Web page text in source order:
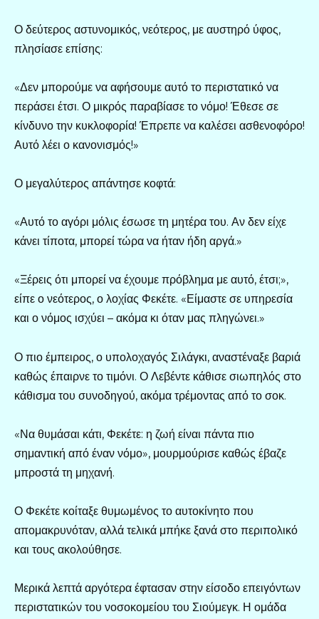
Ο δεύτερος αστυνομικός, νεότερος, με αυστηρό ύφος,
πλησίασε επίσης:
«Δεν μπορούμε να αφήσουμε αυτό το περιστατικό να
περάσει έτσι. Ο μικρός παραβίασε το νόμο! Έθεσε σε
κίνδυνο την κυκλοφορία! Έπρεπε να καλέσει ασθενοφόρο!
Αυτό λέει ο κανονισμός!»
Ο μεγαλύτερος απάντησε κοφτά:
«Αυτό το αγόρι μόλις έσωσε τη μητέρα του. Αν δεν είχε
κάνει τίποτα, μπορεί τώρα να ήταν ήδη αργά.»
«Ξέρεις ότι μπορεί να έχουμε πρόβλημα με αυτό, έτσι;»,
είπε ο νεότερος, ο λοχίας Φεκέτε. «Είμαστε σε υπηρεσία
και ο νόμος ισχύει – ακόμα κι όταν μας πληγώνει.»
Ο πιο έμπειρος, ο υπολοχαγός Σιλάγκι, αναστέναξε βαριά
καθώς έπαιρνε το τιμόνι. Ο Λεβέντε κάθισε σιωπηλός στο
κάθισμα του συνοδηγού, ακόμα τρέμοντας από το σοκ.
«Να θυμάσαι κάτι, Φεκέτε: η ζωή είναι πάντα πιο
σημαντική από έναν νόμο», μουρμούρισε καθώς έβαζε
μπροστά τη μηχανή.
Ο Φεκέτε κοίταξε θυμωμένος το αυτοκίνητο που
απομακρυνόταν, αλλά τελικά μπήκε ξανά στο περιπολικό
και τους ακολούθησε.
Μερικά λεπτά αργότερα έφτασαν στην είσοδο επειγόντων
περιστατικών του νοσοκομείου του Σιούμεγκ. Η ομάδα